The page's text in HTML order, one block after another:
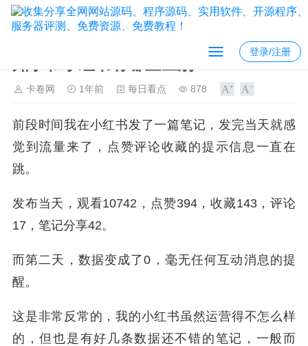
登录/注册
卡卷网 1年前 每日看点 878
前段时间我在小红书发了一篇笔记，发完当天就感
觉到流量来了，点赞评论收藏的提示信息一直在
跳。
发布当天，观看10742，点赞394，收藏143，评论
17，笔记分享42。
而第二天，数据变成了0，毫无任何互动消息的提
醒。
这是非常反常的，我的小红书虽然运营得不怎么样
的，但也是有好几条数据还不错的笔记，一般而